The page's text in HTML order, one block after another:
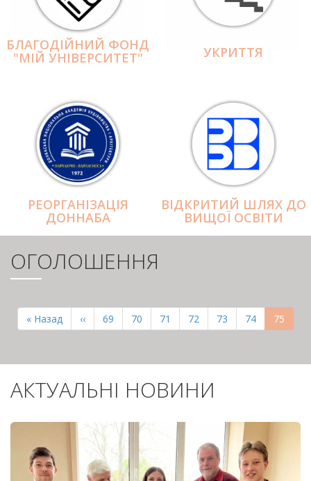
БЛАГОДІЙНИЙ ФОНД
"МІЙ УНІВЕРСИТЕТ" УКРИТТЯ
РЕОРГАНІЗАЦІЯ
ДОННАБА
ВІДКРИТИЙ ШЛЯХ ДО
ВИЩОЇ ОСВІТИ
ОГОЛОШЕННЯ
СТОРІНКИ
Перша
сторінка
« Назад
Попередня
сторінка
‹‹ Page
69 Page
70 Page
71 Page
72 Page
73 Page
74 75
АКТУАЛЬНІ НОВИНИ